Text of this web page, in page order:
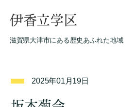
伊香立学区
滋賀県大津市にある歴史あふれた地域
2025年01月19日